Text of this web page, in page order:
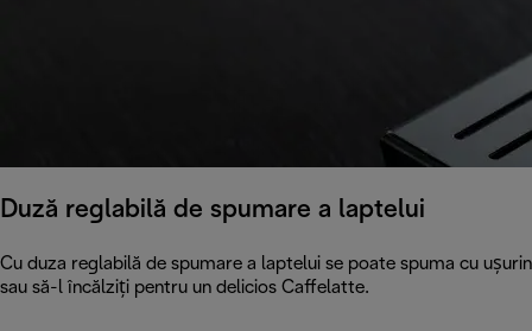
Duză reglabilă de spumare a laptelui
Cu duza reglabilă de spumare a laptelui se poate spuma cu
sau să-l încălziți pentru un delicios Caffelatte.